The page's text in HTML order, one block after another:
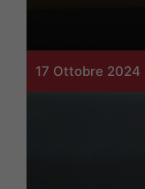
17 Ottobre 2024